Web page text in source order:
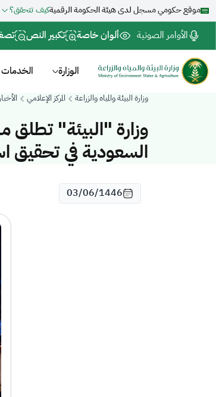
موقع حكومي مسجل لدى هيئة الحكومة الرقميةكيف تتحقق؟
الأوامر الصوتية ألوان خاصة تكبير النص
الوزارة الخدمات
وزارة البيئة والمياه والزراعة المركز الإعلامي
السعودية في تحقيق
03/06/1446